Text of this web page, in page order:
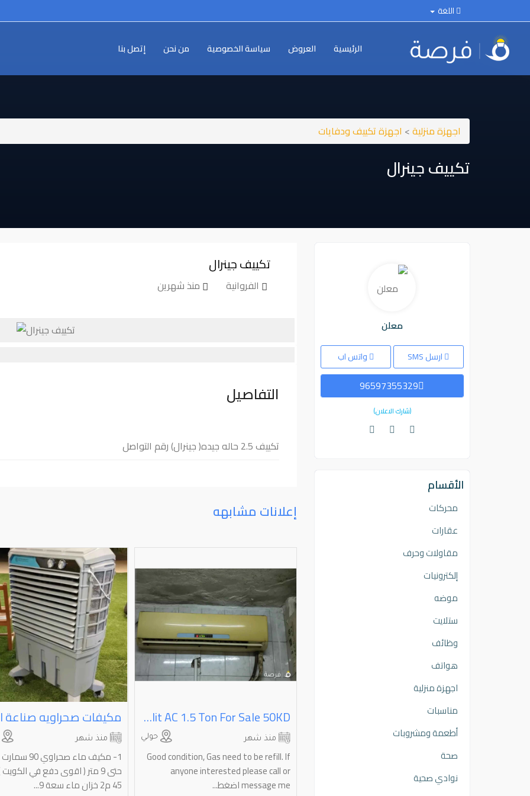
اللغة
الرئيسية العروض سياسة الخصوصية من نحن إتصل بنا
اجهزة منزلية> اجهزة تكييف ودفايات
تكييف جينرال
تكييف جينرال
الفروانية منذ شهرين
التفاصيل
تكييف 2.5 حاله جيده( جينرال) رقم التواصل
إعلانات مشابهه
مكيف هواء بحاله ممتازه جداا
منذ شهرين
للبيع مكيف هواء عمودي "ستاند" سبب
البيع: استغناء المواصفات:
Yair Split AC 1.5 Ton For Sale 50KD
حولي منذ شهر
Good condition, Gas need to be refill. If
anyone interested please call or
message me اضغط...
منذ شهر
1- مكيف ماء
حتى 9 متر ( اقوى دفع في
45 م2 خزان ماء سعة 9...
معلن
ارسل SMS واتس اب
96597355329
(شارك الاعلان)
الأقسام
محركات
عقارات
مقاولات وحرف
إلكترونيات
موضه
ستلايت
وظائف
هواتف
اجهزة منزلية
مناسبات
أطعمة ومشروبات
صحة
نوادي صحية